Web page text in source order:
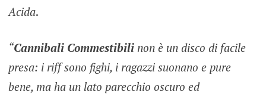
Acida.
“Cannibali Commestibili non è un disco di facile
presa: i riff sono fighi, i ragazzi suonano e pure
bene, ma ha un lato parecchio oscuro ed